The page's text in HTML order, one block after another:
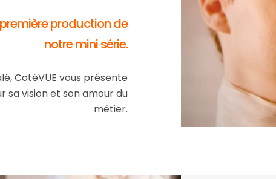
production de
notre mini série.
CotéVUE vous présente
sa vision et son amour du
métier.